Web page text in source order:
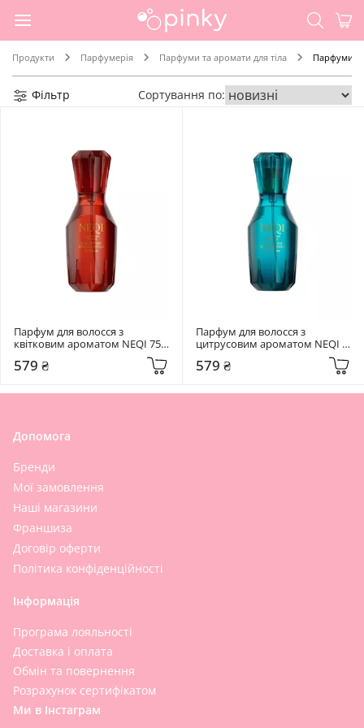
Продукти Парфумерія Парфуми та аромати для тіла Парфуми
Фільтр Сортування по:
Парфум для волосся з
квітковим ароматом NEQI 75
мл Hair Perfume The Blossom
579 ₴
Парфум для волосся з
цитрусовим ароматом NEQI
Signature
579 ₴
Допомога
Бренди
Мої замовлення
Наші магазини
Франшиза
Договір оферти
Політика конфіденційності
Інформація
Програма лояльності
Доставка і оплата
Обмін та повернення
Розрахунок сертифікатом
Ми в Інстаграм